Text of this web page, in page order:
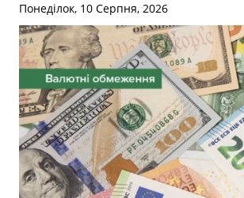
Понеділок, 10 Серпня, 2026